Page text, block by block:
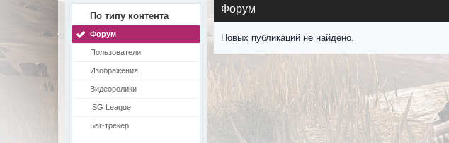
По типу контента
Форум
Пользователи
Изображения
Видеоролики
ISG League
Баг-трекер
Форум
Новых публикаций не найдено.